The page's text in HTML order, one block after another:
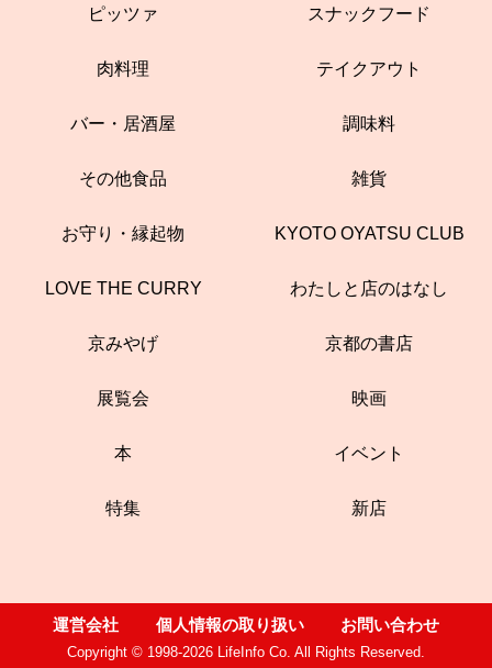
ピッツァ スナックフード
肉料理 テイクアウト
バー・居酒屋 調味料
その他食品 雑貨
お守り・縁起物 KYOTO OYATSU CLUB
LOVE THE CURRY わたしと店のはなし
京みやげ 京都の書店
展覧会 映画
本 イベント
特集 新店
運営会社 個人情報の取り扱い お問い合わせ
Copyright © 1998-2026 LifeInfo Co. All Rights Reserved.